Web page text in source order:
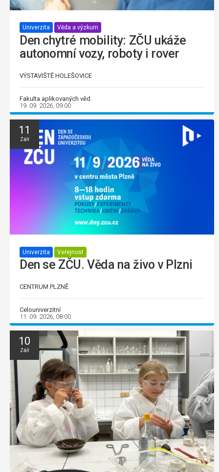
Univerzita Věda a výzkum
Den chytré mobility: ZČU ukáže
autonomní vozy, roboty i rover
VÝSTAVIŠTĚ HOLEŠOVICE
Fakulta aplikovaných věd
19. 09. 2026, 09:00
11
Září
Univerzita Veřejnost
Den se ZČU. Věda na živo v Plzni
CENTRUM PLZNĚ
Celouniverzitní
11. 09. 2026, 08:00
10
Září